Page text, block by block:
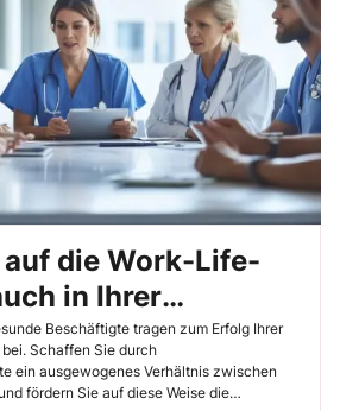
die Work-Life-
in Ihrer
oder Praxis
Beschäftigte tragen zum Erfolg Ihrer
Schaffen Sie durch
ein ausgewogenes Verhältnis zwischen
fördern Sie auf diese Weise die